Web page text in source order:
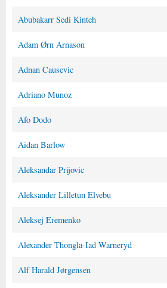
Abubakarr Sedi Kinteh
Adam Ørn Arnason
Adnan Causevic
Adriano Munoz
Afo Dodo
Aidan Barlow
Aleksandar Prijovic
Aleksander Lilletun Elvebu
Aleksej Eremenko
Alexander Thongla-Iad Warneryd
Alf Harald Jørgensen